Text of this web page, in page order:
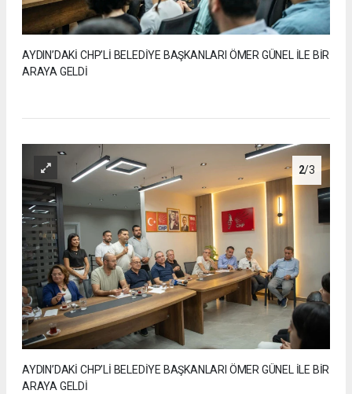
AYDIN’DAKİ CHP’Lİ BELEDİYE BAŞKANLARI ÖMER GÜNEL İLE BİR
ARAYA GELDİ
2/3
AYDIN’DAKİ CHP’Lİ BELEDİYE BAŞKANLARI ÖMER GÜNEL İLE BİR
ARAYA GELDİ